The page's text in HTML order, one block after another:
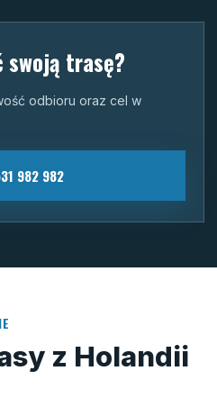
swoją trasę?
odbioru oraz cel w
982 982
z Holandii